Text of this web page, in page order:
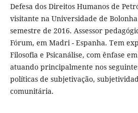
Defesa dos Direitos Humanos de
visitante na Universidade de
semestre de 2016. Assessor
Fórum, em Madri - Espanha. Tem
Filosofia e Psicanálise, com ênfase
atuando principalmente nos
políticas de subjetivação,
comunitária.